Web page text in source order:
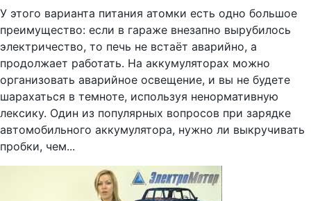
У этого варианта питания атомки есть одно большое
преимущество: если в гараже внезапно вырубилось
электричество, то печь не встаёт аварийно, а
продолжает работать. На аккумуляторах можно
организовать аварийное освещение, и вы не будете
шарахаться в темноте, используя ненормативную
лексику. Один из популярных вопросов при зарядке
автомобильного аккумулятора, нужно ли выкручивать
пробки, чем...